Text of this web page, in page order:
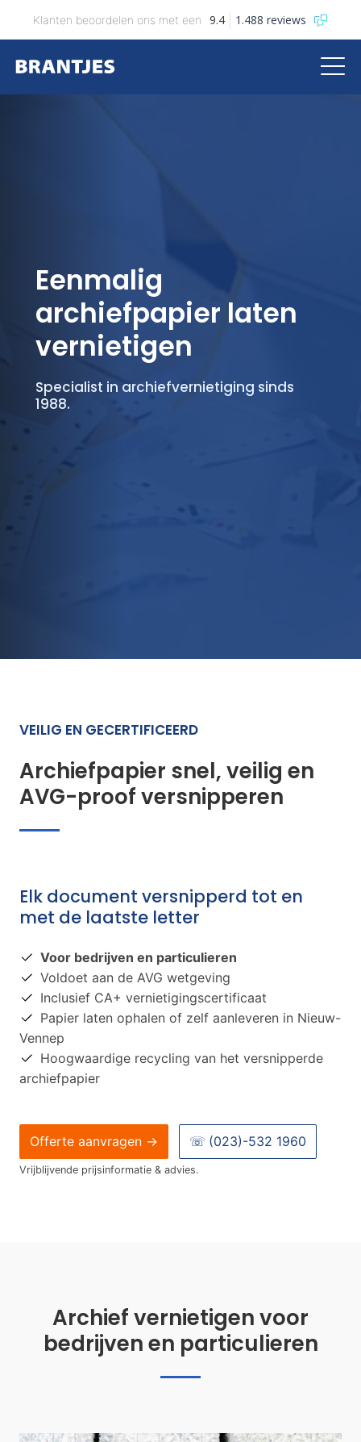
Klanten beoordelen ons met een 9.4 1.488 reviews
Eenmalig
archiefpapier laten
vernietigen
Specialist in archiefvernietiging sinds
1988.
VEILIG EN GECERTIFICEERD
Archiefpapier snel, veilig en
AVG-proof versnipperen
Elk document versnipperd tot en
met de laatste letter
Voor bedrijven en particulieren
Voldoet aan de AVG wetgeving
Inclusief CA+ vernietigingscertificaat
Papier laten ophalen of zelf aanleveren in Nieuw-
Vennep
Hoogwaardige recycling van het versnipperde
archiefpapier
Offerte aanvragen → ☏ (023)-532 1960
Vrijblijvende prijsinformatie & advies.
Archief vernietigen voor
bedrijven en particulieren